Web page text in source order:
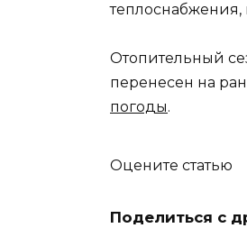
Отопительный
перенесен на
погоды.
Оцените статью
Поделиться с